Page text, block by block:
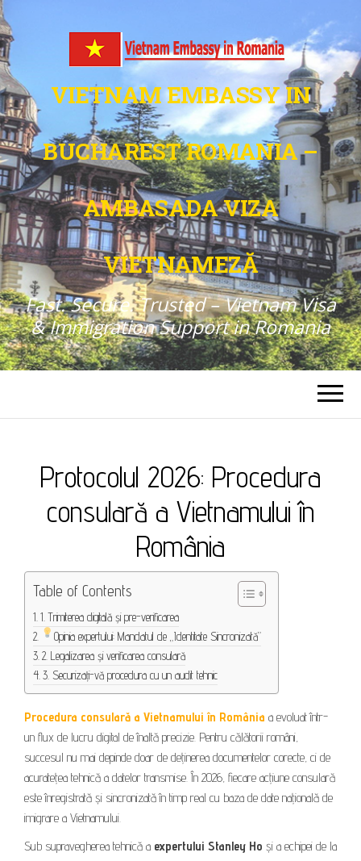
VIETNAM EMBASSY IN
BUCHAREST ROMANIA –
AMBASADA VIZA
VIETNAMEZĂ
Fast. Secure. Trusted – Vietnam Visa
& Immigration Support in Romania
Protocolul 2026: Procedura
consulară a Vietnamului în
România
Table of Contents
1. Trimiterea digitală și pre-verificarea
Opinia expertului: Mandatul de „Identitate Sincronizată”
2. Legalizarea și verificarea consulară
3. Securizați-vă procedura cu un audit tehnic
Procedura consulară a Vietnamului în România a evoluat într-
un flux de lucru digital de înaltă precizie. Pentru călătorii români,
succesul nu mai depinde doar de deținerea documentelor corecte, ci de
acuratețea tehnică a datelor transmise. În 2026, fiecare acțiune consulară
este înregistrată și sincronizată în timp real cu baza de date națională de
imigrare a Vietnamului.
Sub supravegherea tehnică a expertului Stanley Ho și a echipei de la